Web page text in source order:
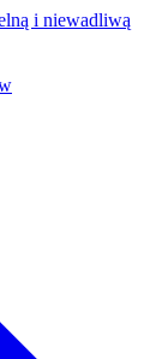
i niewadliwą